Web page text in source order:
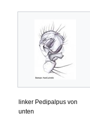
linker Pedipalpus von
unten